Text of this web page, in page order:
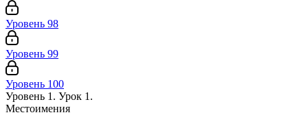
Уровень 98
Уровень 99
Уровень 100
Уровень 1. Урок 1.
Местоимения